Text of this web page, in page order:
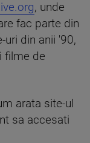
, unde
fac parte din
uri din anii '90,
filme de
arata site-ul
sa accesati